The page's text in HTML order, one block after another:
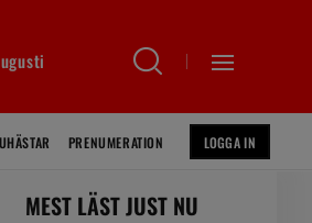
PRENUMERATION LOGGA IN
MEST LÄST JUST NU